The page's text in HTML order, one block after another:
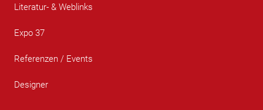
Literatur- & Weblinks
Expo 37
Referenzen / Events
Designer